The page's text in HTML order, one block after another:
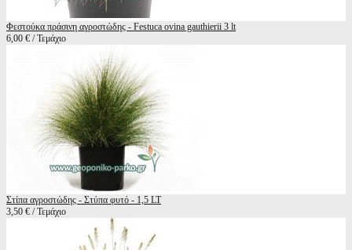
Φεστούκα πράσινη αγροστώδης - Festuca ovina gauthierii 3 lt
6,00 € / Τεμάχιο
Στίπα αγροστώδης - Στύπα φυτό - 1,5 LT
3,50 € / Τεμάχιο